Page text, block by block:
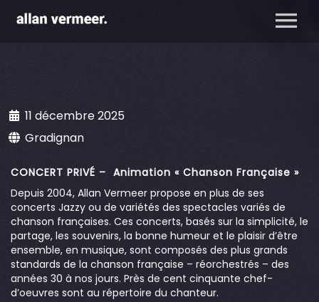
11 décembre 2025
Gradignan
CONCERT PRIVÉ – Animation « Chanson Française »
Depuis 2004, Allan Vermeer propose en plus de ses
concerts Jazzy ou de variétés des spectacles variés de
chanson françaises. Ces concerts, basés sur la simplicité, le
partage, les souvenirs, la bonne humeur et le plaisir d’être
ensemble, en musique, sont composés des plus grands
standards de la chanson française – réorchestrés – des
années 30 à nos jours. Près de cent cinquante chef-
d’oeuvres sont au répertoire du chanteur.